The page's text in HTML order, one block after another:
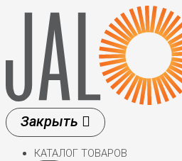
Перейти
содержимому
КАТАЛОГ ТОВАРОВ